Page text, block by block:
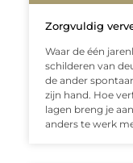
Zorgvuldig
Waar de één
schilderen van
de ander
zijn hand. Hoe
lagen breng je
anders te werk